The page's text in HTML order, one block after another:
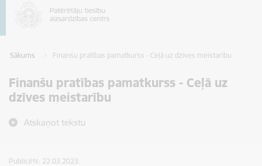
Sākums Finanšu pratības pamatkurss - Ceļā uz dzīves meistarību
Finanšu pratības pamatkurss - Ceļā uz
dzīves meistarību
Atskaņot tekstu
Publicēts: 22.03.2023.